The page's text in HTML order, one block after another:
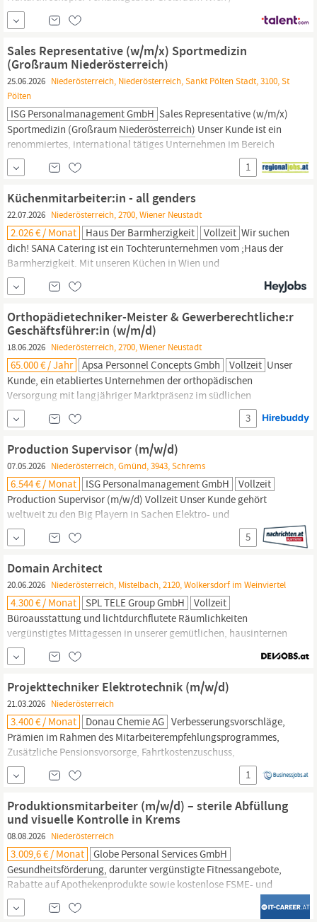
Niederösterreich
für die Erreichung der Umsatzziele im Gebiet Begleitung von OPs
mit dem Ziel, durch Anleitung einen fachgerechten Einsatz
unserer Produkte sicherzustellen (z.B.
Sales Representative (w/m/x) Sportmedizin
(Großraum Niederösterreich)
25.06.2026 Niederösterreich, Niederösterreich, Sankt Pölten Stadt, 3100, St
Pölten
ISG Personalmanagement GmbH Sales Representative (w/m/x)
Sportmedizin (Großraum Niederösterreich) Unser Kunde ist ein
renommiertes, international tätiges Unternehmen im Bereich
Medizinprodukte und steht für hohe Qualität, ein breites
Produktportfolio sowie für eine ausgeprägte Kundenorientierung.
Verkaufsteam sowie laufende...
1
Küchenmitarbeiter:in - all genders
22.07.2026 Niederösterreich, 2700, Wiener Neustadt
2.026 € / Monat Haus Der Barmherzigkeit Vollzeit Wir suchen
dich! SANA Catering ist ein Tochterunternehmen vom ;Haus der
Barmherzigkeit. Mit unseren Küchen in Wien und
Niederösterreich,;;versorgen
Gesundheitseinrichtungen,
Betriebskantinen, Kindergärten und Schulen mit unseren täglich
Neustadt suchen wir Verstärkung!
Orthopädietechniker-Meister & Gewerberechtliche:r
Geschäftsführer:in (w/m/d)
18.06.2026 Niederösterreich, 2700, Wiener Neustadt
65.000 € / Jahr Apsa Personnel Concepts Gmbh Vollzeit Unser
Kunde, ein etabliertes Unternehmen der orthopädischen
Versorgung mit langjähriger Marktpräsenz im südlichen
Niederösterreich,
verantwortungsvolle Schlüsselposition zu übernehmen. In dieser
Rolle verbindest du fachliche Exzellenz mit unternehmerischer
Verantwortung und gestaltest die strategische
Weiterentwicklung...
3
Production Supervisor (m/w/d)
07.05.2026 Niederösterreich, Gmünd, 3943, Schrems
6.544 € / Monat ISG Personalmanagement GmbH
Vollzeit
Production Supervisor (m/w/d) Vollzeit Unser Kunde gehört
weltweit zu den Big Playern in Sachen Elektro- und
Elektroniklösungen. In Österreich ist das Unternehmen mit drei
Organisationen an zwei Standorten vertreten. In Wien findest du
Technologien und Energielösungen von morgen. In Schrems
(Niederösterreich
5
Domain Architect
20.06.2026 Niederösterreich, Mistelbach, 2120, Wolkersdorf im Weinviertel
4.300 € / Monat SPL TELE Group GmbH
Vollzeit
Büroausstattung und lichtdurchflutete Räumlichkeiten
vergünstigtes Mittagessen in unserer gemütlichen, hausinternen
Betriebskantine, kostenloser Kaffee und Obst: damit du immer
bestens verpflegt bist deine
Betriebsarzt, Impfaktionen, jährliche kostenlose
Gesundenuntersuchungen etc. kostenlose Parkplätze direkt
beim...
Projekttechniker Elektrotechnik (m/w/d)
21.03.2026 Niederösterreich
3.400 € / Monat Donau Chemie AG Verbesserungsvorschläge,
Prämien im Rahmen des Mitarbeiterempfehlungsprogrammes,
Zusätzliche Pensionsvorsorge, Fahrtkostenzuschuss,
Erfolgsbeteiligung, Gestütztes Essen, Arbeitskleidung inkl.
Reinigung)Gesundheit
und Vorsorge (Employee Assistance
Program, Betriebsarzt, Vorsorgeuntersuchungen) Work-Life-
Balance & Familienfreundlichkeit (Beihilfen
1
Produktionsmitarbeiter (m/w/d) – sterile Abfüllung
und visuelle Kontrolle in Krems
08.08.2026 Niederösterreich
3.009,6 € / Monat
Globe Personal Services GmbH
Gesundheitsförderung, darunter vergünstigte Fitnessangebote,
Rabatte auf Apothekenprodukte sowie kostenlose FSME- und
Grippeimpfungen Betriebsküche mit vergünstigten Mittagsmenüs
Garantierter Parkplatz direkt am Standort sowie E-Ladestationen